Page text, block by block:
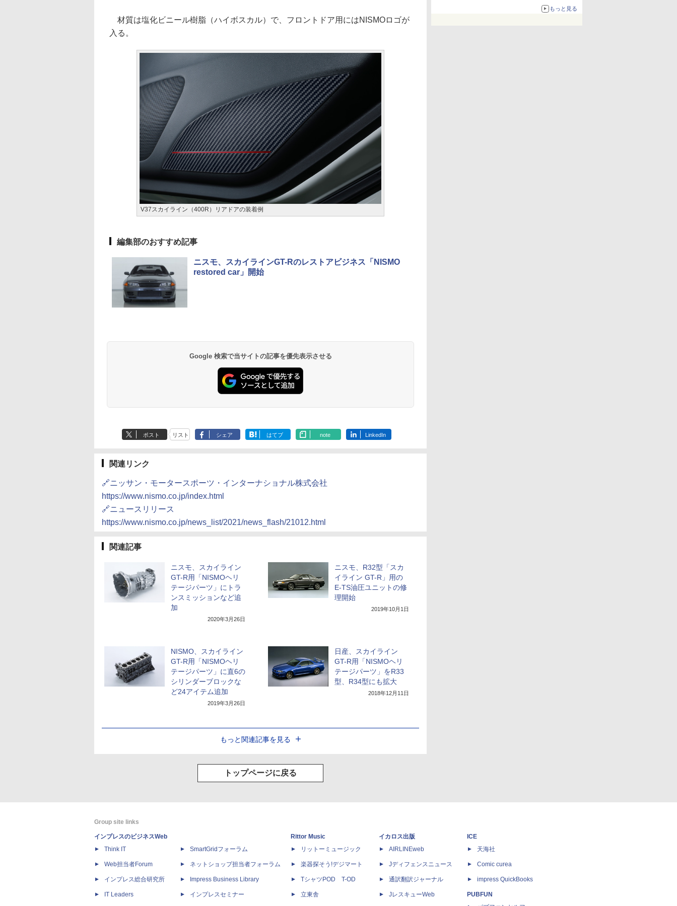
化、Windows 10/11、「Chrome」も走り回
る。復活記念で2026年末まで500円
もっと見る
材質は塩化ビニール樹脂（ハイボスカル）で、フロントドア用にはNISMOロゴが
入る。
V37スカイライン（400R）リアドアの装着例
編集部のおすすめ記事
ニスモ、スカイラインGT-Rのレストアビジネス「NISMO
restored car」開始
Google 検索で当サイトの記事を優先表示させる
ポスト リスト シェア はてブ note LinkedIn
関連リンク
🔗ニッサン・モータースポーツ・インターナショナル株式会社
https://www.nismo.co.jp/index.html
🔗ニュースリリース
https://www.nismo.co.jp/news_list/2021/news_flash/21012.html
関連記事
ニスモ、スカイライン
GT-R用「NISMOヘリ
テージパーツ」にトラ
ンスミッションなど追
加
2020年3月26日
ニスモ、R32型「スカ
イライン GT-R」用の
E-TS油圧ユニットの修
理開始
2019年10月1日
NISMO、スカイライン
GT-R用「NISMOヘリ
テージパーツ」に直6の
シリンダーブロックな
ど24アイテム追加
2019年3月26日
日産、スカイライン
GT-R用「NISMOヘリ
テージパーツ」をR33
型、R34型にも拡大
2018年12月11日
もっと関連記事を見る
トップページに戻る
Group site links
インプレスのビジネスWeb
Think IT
Web担当者Forum
インプレス総合研究所
IT Leaders
SmartGridフォーラム
ネットショップ担当者フォーラム
Impress Business Library
インプレスセミナー
Rittor Music
リットーミュージック
楽器探そう!デジマート
TシャツPOD T-OD
立東舎
イカロス出版
AIRLINEweb
Jディフェンスニュース
通訳翻訳ジャーナル
JレスキューWeb
ICE
天海社
Comic curea
impress QuickBooks
PUBFUN